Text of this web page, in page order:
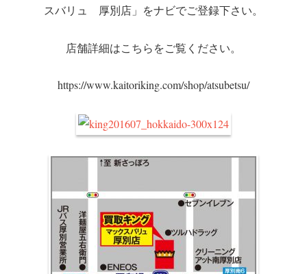
スバリュ 厚別店」をナビでご登録下さい。
店舗詳細はこちらをご覧ください。
https://www.kaitoriking.com/shop/atsubetsu/